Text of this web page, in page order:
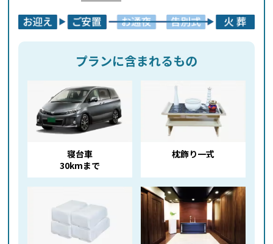
プランに含まれるもの
寝台車
30kmまで
枕飾り一式